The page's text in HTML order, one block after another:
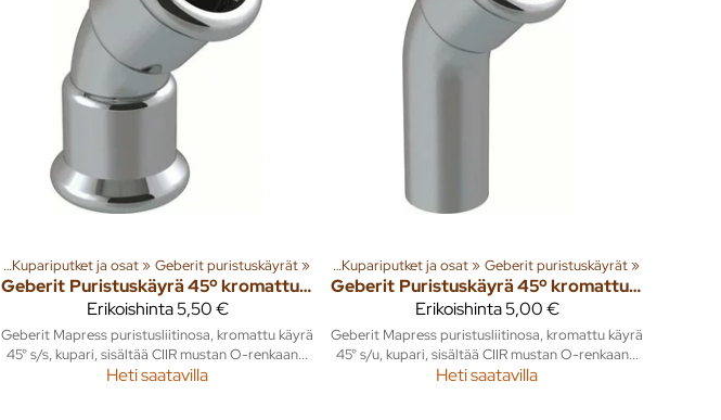
‪» Kupariputket ja osat‪» Geberit puristuskäyrät‪»
Geberit
Puristuskäyrä 45º kromattu S/S CU Mapress 12mm
Erikoishinta5,50 €
Geberit Mapress puristusliitinosa, kromattu käyrä
45° s/s, kupari, sisältää CIIR mustan O-renkaan...
Heti saatavilla
Rakenna‪»Lämmitysjärjestelmät ‪»Putket ja liittimet ‪» Kupariputket ja osat‪» Geberit puristuskäyrät‪»
Geberit
Puristuskäyrä 45º kromattu S/U CU Mapress 12mm
Erikoishinta5,00 €
Geberit Mapress puristusliitinosa, kromattu käyrä
45° s/u, kupari, sisältää CIIR mustan O-renkaan...
Heti saatavilla